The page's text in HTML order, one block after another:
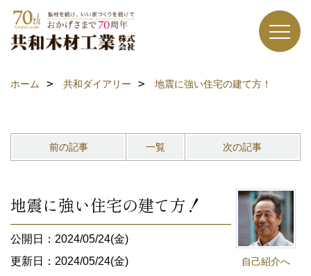
ホーム 共和ダイアリー 地震に強い住宅の建て方！
前の記事 一覧 次の記事
自己紹介へ
地震に強い住宅の建て方！
公開日：2024/05/24(金)
更新日：2024/05/24(金)